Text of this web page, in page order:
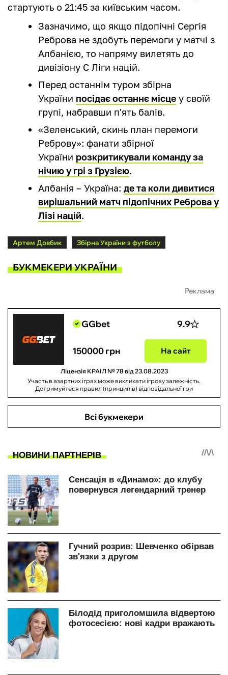
стартують о 21:45 за київським часом.
Зазначимо, що якщо підопічні Сергія
Реброва не здобуть перемоги у матчі з
Албанією, то напряму вилетять до
дивізіону С Ліги націй.
Перед останнім туром збірна
України посідає останнє місце у своїй
групі, набравши п'ять балів.
«Зеленський, скинь план перемоги
Реброву»: фанати збірної
України розкритикували команду за
нічию у грі з Грузією.
Албанія – Україна: де та коли дивитися
вирішальний матч підопічних Реброва у
Лізі націй.
Артем Довбик Збірна України з футболу
БУКМЕКЕРИ УКРАЇНИ
Реклама
GGbet 9.9
150000 грн На сайт
Ліцензія КРАІЛ № 78 від 23.08.2023
Участь в азартних іграх може викликати ігрову залежність.
Дотримуйтеся правил (принципів) відповідальної гри
Всі букмекери